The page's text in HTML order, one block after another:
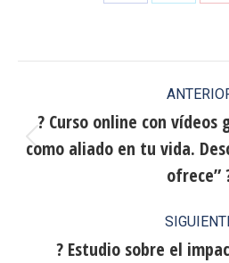
entre
publicaciones
? Curso online con
como aliado en tu vida.
ofrece”
? Estudio sobre el